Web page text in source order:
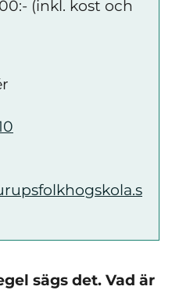
(inkl. kost och
sägs det. Vad är